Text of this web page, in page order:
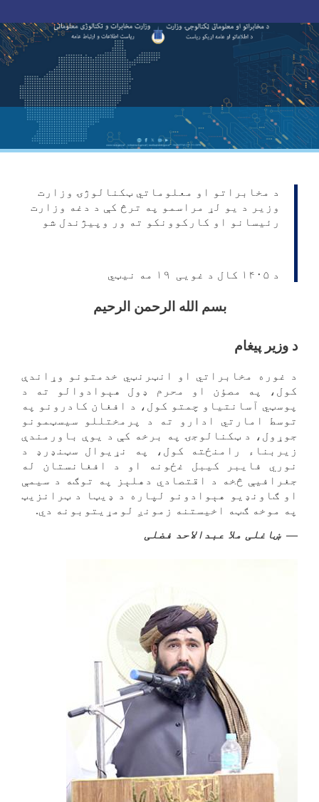
Skip
to
content
د مخابراتو او معلوماتي ټکنالوژۍ وزارت
وزیر د یو لړ مراسمو په ترڅ کې د دغه وزارت
رئیسانو او کارکوونکو ته ور وپیژندل شو
د ۱۴۰۵ کال د غویی ۱۹ مه نیټي
بسم الله الرحمن الرحیم
د وزیر پیغام
د غوره مخابراتي او انټرنټي خدمتونو وړاندې
کول، په مصؤن او محرم ډول هېوادوالو ته د
پوسټي آسانتیاو چمتو کول، د افغان کادرونو په
توسط امارتي ادارو ته د پرمختللو سیسټمونو
جوړول، د ټکنالوجۍ په برخه کې د یوې باورمندې
زیربناء رامنځته کول، په نړیوال سټنډرډ د
نوري فایبر کیبل غځونه او د افغانستان له
جغرافیې څخه د اقتصادي دهلېز په توګه د سیمې
او ګاونډیو هېوادونو لپاره د ډیټا د ټرانزیټ
په موخه ګټه اخیستنه زمونږ لومړیتوبونه دي.
ښاغلی ملا عبدالاحد فضلی